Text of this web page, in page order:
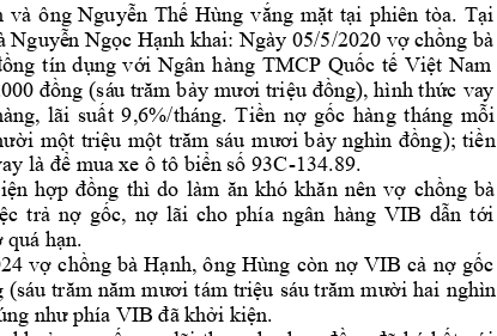
và ông Nguyễn Thế Hùng vắng mặt tại phiên tòa. Tại
Nguyễn Ngọc Hạnh khai: Ngày 05/5/2020 vợ chồng bà
tín dụng với Ngân hàng TMCP Quốc tế Việt Nam
00 đồng (sáu trăm bảy mươi triệu đồng), hình thức vay
lãi suất 9,6%/tháng. Tiền nợ gốc hàng tháng mỗi
một triệu một trăm sáu mươi bảy nghìn đồng); tiền
là để mua xe ô tô biển số 93C-134.89.
hợp đồng thì do làm ăn khó khăn nên vợ chồng bà
trả nợ gốc, nợ lãi cho phía ngân hàng VIB dẫn tới
quá hạn.
vợ chồng bà Hạnh, ông Hùng còn nợ VIB cả nợ gốc
(sáu trăm năm mươi tám triệu sáu trăm mười hai nghìn
g như phía VIB đã khởi kiện.